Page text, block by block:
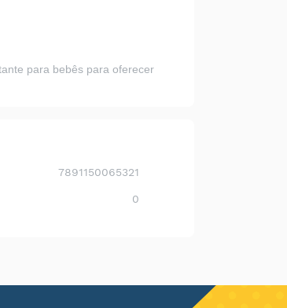
para bebês para oferecer
7891150065321
0